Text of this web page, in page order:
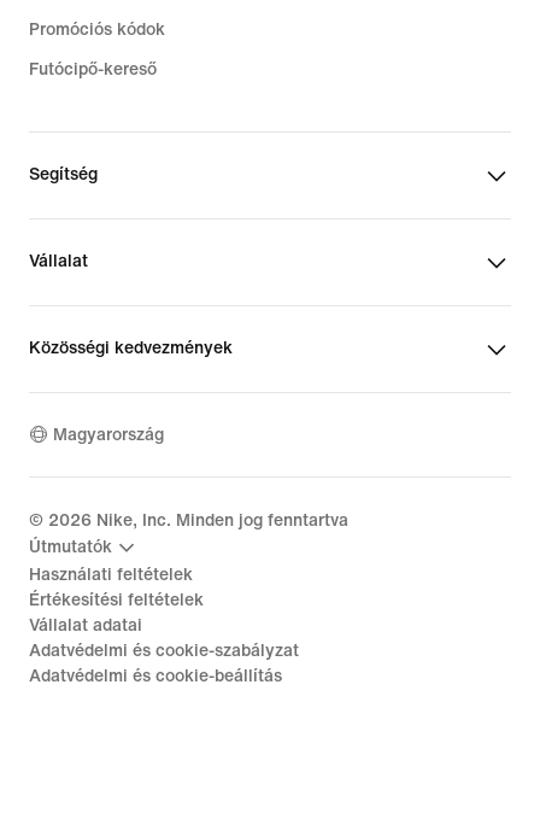
Promóciós kódok
Futócipő-kereső
Segítség
Vállalat
Közösségi kedvezmények
Magyarország
© 2026 Nike, Inc. Minden jog fenntartva
Útmutatók
Használati feltételek
Értékesítési feltételek
Vállalat adatai
Adatvédelmi és cookie-szabályzat
Adatvédelmi és cookie-beállítás